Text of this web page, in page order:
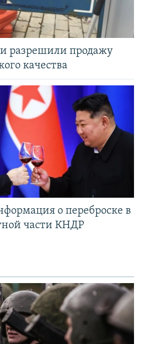
разрешили продажу
качества
о переброске в
части КНДР